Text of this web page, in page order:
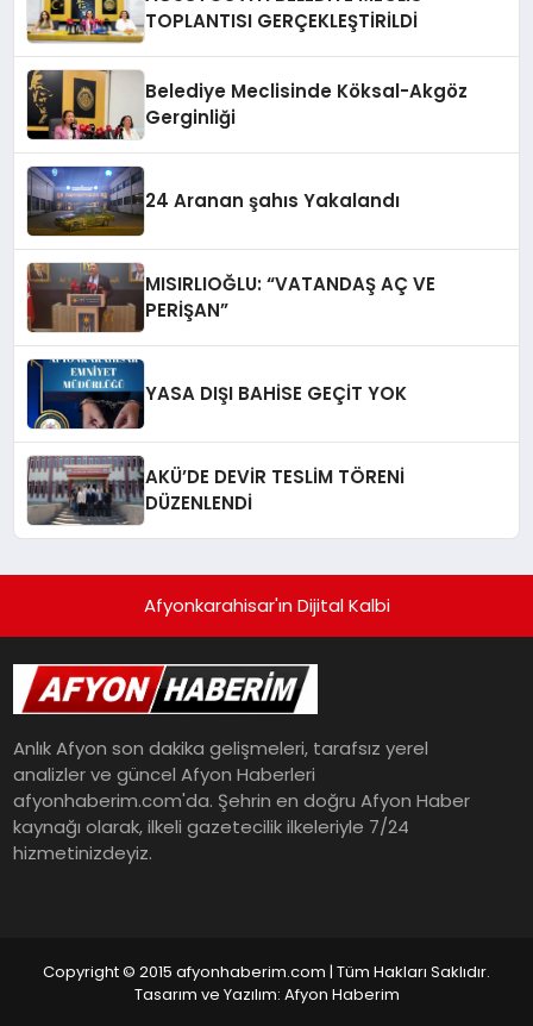
TOPLANTISI GERÇEKLEŞTİRİLDİ
Belediye Meclisinde Köksal-Akgöz
Gerginliği
24 Aranan şahıs Yakalandı
MISIRLIOĞLU: “VATANDAŞ AÇ VE
PERİŞAN”
YASA DIŞI BAHİSE GEÇİT YOK
AKÜ’DE DEVİR TESLİM TÖRENİ
DÜZENLENDİ
Afyonkarahisar'ın Dijital Kalbi
Anlık Afyon son dakika gelişmeleri, tarafsız yerel
analizler ve güncel Afyon Haberleri
afyonhaberim.com'da. Şehrin en doğru Afyon Haber
kaynağı olarak, ilkeli gazetecilik ilkeleriyle 7/24
hizmetinizdeyiz.
Copyright © 2015 afyonhaberim.com | Tüm Hakları Saklıdır.
Tasarım ve Yazılım: Afyon Haberim